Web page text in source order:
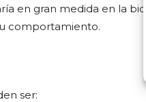
en gran medida en la
comportamiento.
ser: